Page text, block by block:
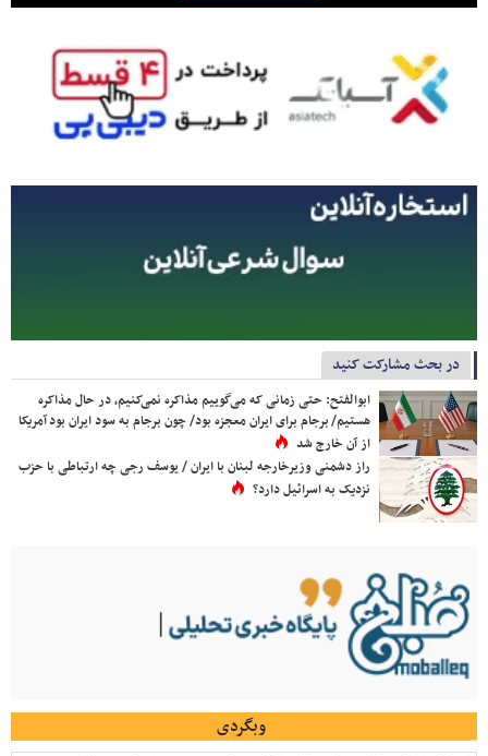
در بحث مشارکت کنید
ابوالفتح: حتی زمانی که می‌گوییم مذاکره نمی‌کنیم، در حال مذاکره
هستیم/ برجام برای ایران معجزه بود/ چون برجام به سود ایران بود آمریکا
از آن خارج شد
راز دشمنی وزیرخارجه لبنان با ایران / یوسف رجی چه ارتباطی با حزب
نزدیک به اسرائیل دارد؟
وبگردی